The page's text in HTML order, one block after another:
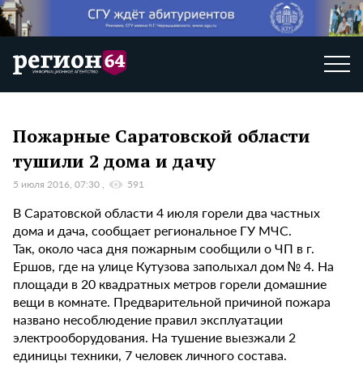
Пожарные Саратовской области
тушили 2 дома и дачу
5 июля 2016, 07:30 591
В Саратовской области 4 июля горели два частных
дома и дача, сообщает региональное ГУ МЧС.
Так, около часа дня пожарным сообщили о ЧП в г.
Ершов, где на улице Кутузова заполыхал дом № 4. На
площади в 20 квадратных метров горели домашние
вещи в комнате. Предварительной причиной пожара
названо несоблюдение правил эксплуатации
электрооборудования. На тушение выезжали 2
единицы техники, 7 человек личного состава.